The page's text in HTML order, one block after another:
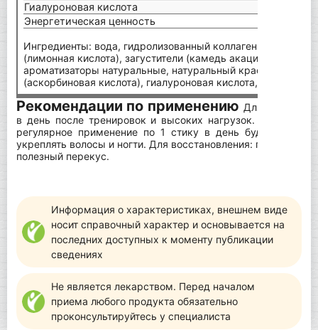
Гиалуроновая кислота
Энергетическая ценность
Ингредиенты: вода, гидролизованный коллаген (говяжий),
(лимонная кислота), загустители (камедь акации,
ароматизаторы натуральные, натуральный краситель,
(аскорбиновая кислота), гиалуроновая кислота,
Рекомендации по применению Для здоровья
в день после тренировок и высоких нагрузок. Для
регулярное применение по 1 стику в день будет
укреплять волосы и ногти. Для восстановления: после
полезный перекус.
Информация о характеристиках, внешнем виде
носит справочный характер и основывается на
последних доступных к моменту публикации
сведениях
Не является лекарством. Перед началом
приема любого продукта обязательно
проконсультируйтесь у специалиста